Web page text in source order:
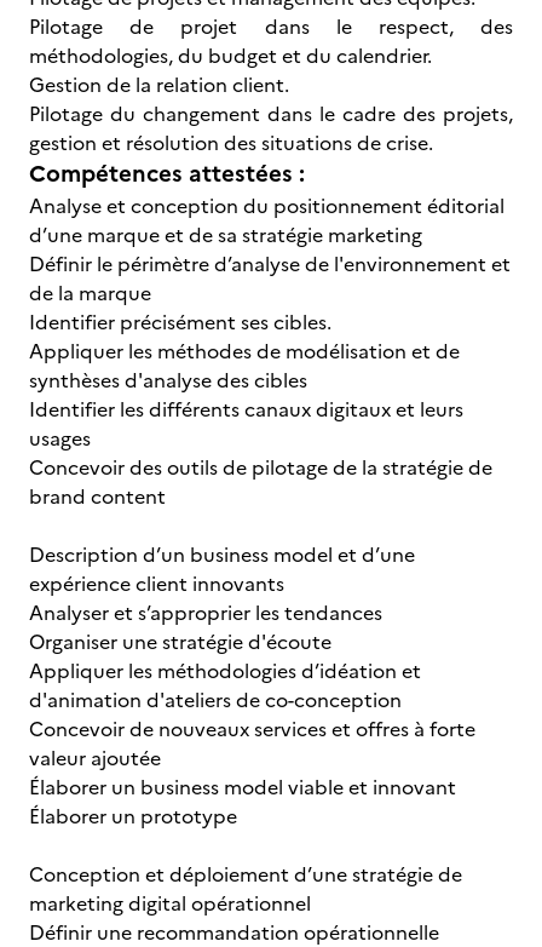
Pilotage de projet dans le respect, des
méthodologies, du budget et du calendrier.
Gestion de la relation client.
Pilotage du changement dans le cadre des projets,
gestion et résolution des situations de crise.
Compétences attestées :
Analyse et conception du positionnement éditorial
d’une marque et de sa stratégie marketing
Définir le périmètre d’analyse de l'environnement et
de la marque
Identifier précisément ses cibles.
Appliquer les méthodes de modélisation et de
synthèses d'analyse des cibles
Identifier les différents canaux digitaux et leurs
usages
Concevoir des outils de pilotage de la stratégie de
brand content
Description d’un business model et d’une
expérience client innovants
Analyser et s’approprier les tendances
Organiser une stratégie d'écoute
Appliquer les méthodologies d’idéation et
d'animation d'ateliers de co-conception
Concevoir de nouveaux services et offres à forte
valeur ajoutée
Élaborer un business model viable et innovant
Élaborer un prototype
Conception et déploiement d’une stratégie de
marketing digital opérationnel
Définir une recommandation opérationnelle